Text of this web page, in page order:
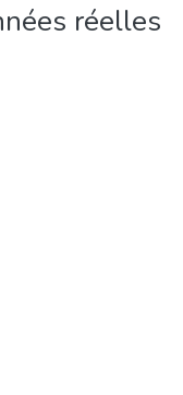
réelles